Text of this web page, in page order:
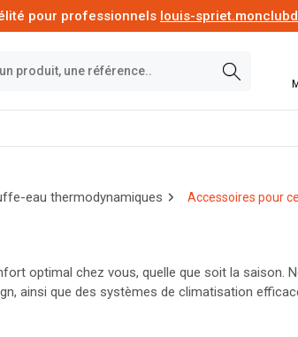
pour professionnels louis-
eau thermodynamiques Accessoires pour
optimal chez vous, quelle que soit la saison.
ainsi que des systèmes de climatisation
adaptés à votre espace et à votre budget.